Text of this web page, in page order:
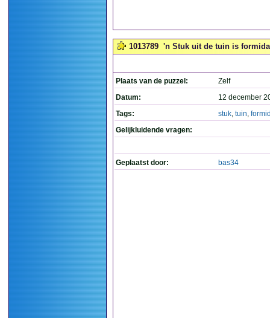
1013789 'n Stuk uit de tuin is
Plaats van de puzzel:
Zelf
Datum:
12 december
Tags:
stuk, tuin,
Gelijkluidende vragen:
Geplaatst door: bas34